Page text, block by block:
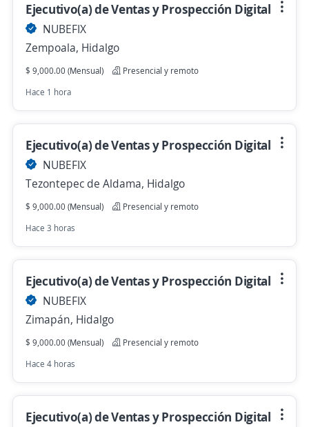
Ejecutivo(a) de Ventas y Prospección Digital
NUBEFIX
Zempoala, Hidalgo
$ 9,000.00 (Mensual)
Presencial y remoto
Hace 1 hora
Ejecutivo(a) de Ventas y Prospección Digital
NUBEFIX
Tezontepec de Aldama, Hidalgo
$ 9,000.00 (Mensual)
Presencial y remoto
Hace 3 horas
Ejecutivo(a) de Ventas y Prospección Digital
NUBEFIX
Zimapán, Hidalgo
$ 9,000.00 (Mensual)
Presencial y remoto
Hace 4 horas
Ejecutivo(a) de Ventas y Prospección Digital